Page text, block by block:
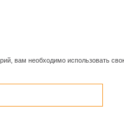
вам необходимо использовать